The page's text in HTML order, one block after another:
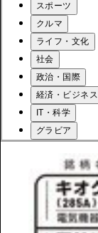
スポーツ
クルマ
ライフ・文化
社会
政治・国際
経済・ビジネス
IT・科学
グラビア